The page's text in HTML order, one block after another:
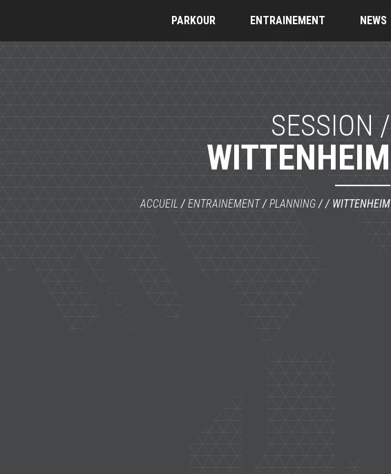
PARKOUR ENTRAINEMENT NEWS
SESSION /
WITTENHEIM
ACCUEIL /ENTRAINEMENT/PLANNING / / WITTENHEIM